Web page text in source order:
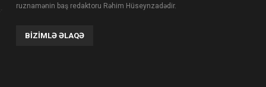
ruznamənin baş redaktoru Rəhim Hüseynzadədir.
BIZIMLƏ ƏLAQƏ